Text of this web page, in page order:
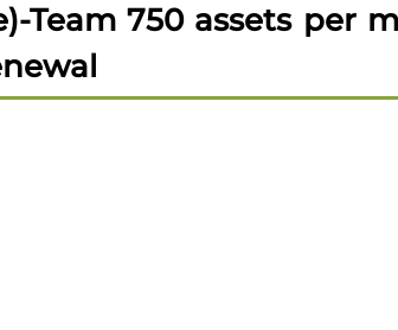
Team 750 assets per